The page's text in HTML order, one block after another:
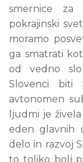
smernice za
pokrajinski
moramo
ga smatrati
od vedno
Slovenci biti
avtonomen
ljudmi je
eden glavnih
delo in razvoj
to toliko bolj